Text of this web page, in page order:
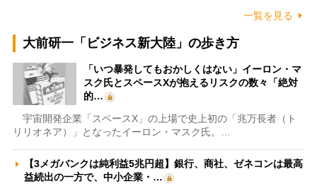
一覧を見る
大前研一「ビジネス新大陸」の歩き方
「いつ暴発してもおかしくはない」イーロン・マ
スク氏とスペースXが抱えるリスクの数々「絶対
的…
宇宙開発企業「スペースX」の上場で史上初の「兆万長者（ト
リリオネア）」となったイーロン・マスク氏。…
【3メガバンクは純利益5兆円超】銀行、商社、ゼネコンは最高
益続出の一方で、中小企業・…